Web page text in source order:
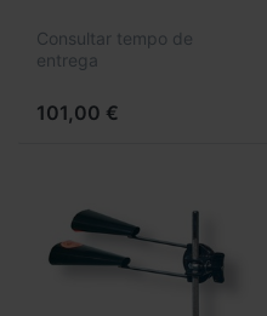
Consultar tempo de
entrega
101,00 €